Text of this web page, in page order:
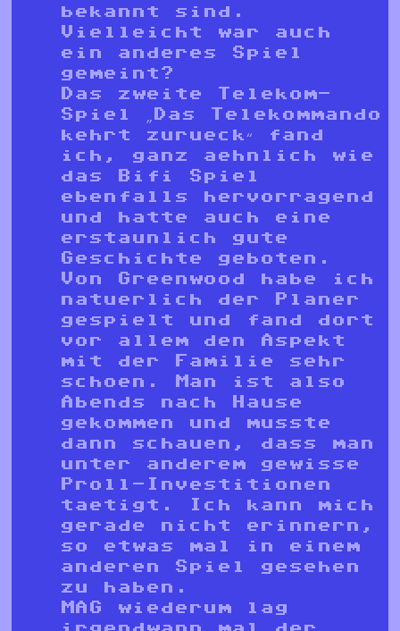
bekannt sind.
Vielleicht war auch
ein anderes Spiel
gemeint?
Das zweite Telekom-
Spiel „Das Telekommando
kehrt zurueck“ fand
ich, ganz aehnlich wie
das Bifi Spiel
ebenfalls hervorragend
und hatte auch eine
erstaunlich gute
Geschichte geboten.
Von Greenwood habe ich
natuerlich der Planer
gespielt und fand dort
vor allem den Aspekt
mit der Familie sehr
schoen. Man ist also
Abends nach Hause
gekommen und musste
dann schauen, dass man
unter anderem gewisse
Proll-Investitionen
taetigt. Ich kann mich
gerade nicht erinnern,
so etwas mal in einem
anderen Spiel gesehen
zu haben.
MAG wiederum lag
irgendwann mal der